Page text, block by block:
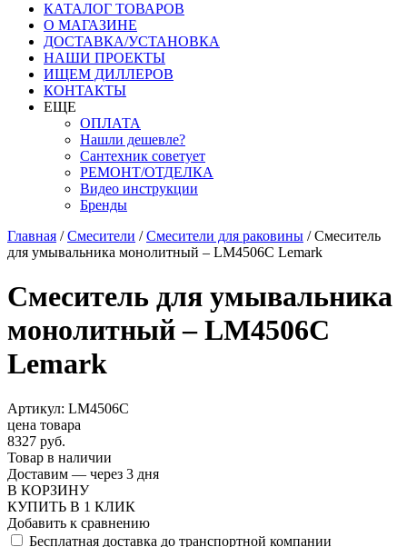
КАТАЛОГ ТОВАРОВ
О МАГАЗИНЕ
ДОСТАВКА/УСТАНОВКА
НАШИ ПРОЕКТЫ
ИЩЕМ ДИЛЛЕРОВ
КОНТАКТЫ
ЕЩЕ
ОПЛАТА
Нашли дешевле?
Сантехник советует
РЕМОНТ/ОТДЕЛКА
Видео инструкции
Бренды
Главная /Смесители /Смесители для раковины /Смеситель
для умывальника монолитный – LM4506C Lemark
Смеситель для умывальника
монолитный – LM4506C
Lemark
Артикул: LM4506C
цена товара
8327 руб.
Товар в наличии
Доставим — через 3 дня
В КОРЗИНУ
КУПИТЬ В 1 КЛИК
Добавить к сравнению
Бесплатная доставка до транспортной компании